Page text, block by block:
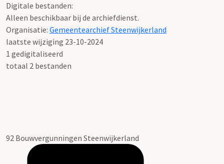
Digitale bestanden:
Alleen beschikbaar bij de archiefdienst.
Organisatie: Gemeentearchief Steenwijkerland
laatste wijziging 23-10-2024
1 gedigitaliseerd
totaal 2 bestanden
92 Bouwvergunningen Steenwijkerland